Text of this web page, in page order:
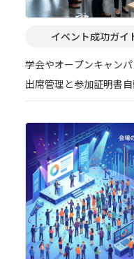
イベント成功ガイ
学会やオープンキャン
出席管理と参加証明書